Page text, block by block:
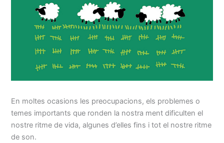
En moltes ocasions les preocupacions, els problemes o
temes importants que ronden la nostra ment dificulten el
nostre ritme de vida, algunes d’elles fins i tot el nostre ritme
de son.